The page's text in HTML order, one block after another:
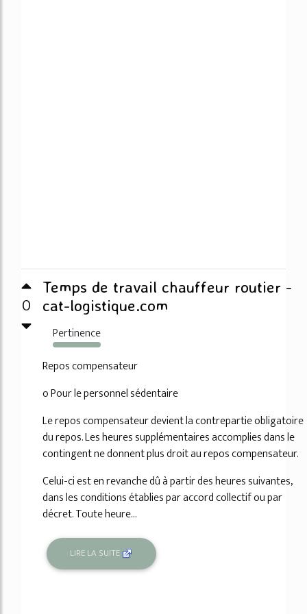
0
Temps de travail chauffeur routier -
cat-logistique.com
Pertinence
2404%
Repos compensateur
o Pour le personnel sédentaire
Le repos compensateur devient la contrepartie obligatoire
du repos. Les heures supplémentaires accomplies dans le
contingent ne donnent plus droit au repos compensateur.
Celui-ci est en revanche dû à partir des heures suivantes,
dans les conditions établies par accord collectif ou par
décret. Toute heure...
LIRE LA SUITE